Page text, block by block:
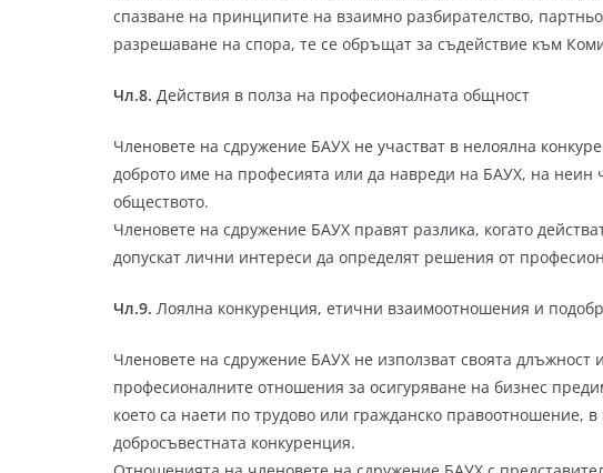
спазване на принципите на взаимно разбирателство,
разрешаване на спора, те се обръщат за съдействие към
Чл.8. Действия в полза на професионалната общност
Членовете на сдружение БАУХ не участват в нелоялна
доброто име на професията или да навреди на БАУХ, на неин
обществото.
Членовете на сдружение БАУХ правят разлика, когато
допускат лични интереси да определят решения от
Чл.9. Лоялна конкуренция, етични взаимоотношения и
Членовете на сдружение БАУХ не използват своята длъжност
професионалните отношения за осигуряване на бизнес
което са наети по трудово или гражданско правоотношение,
добросъвестната конкуренция.